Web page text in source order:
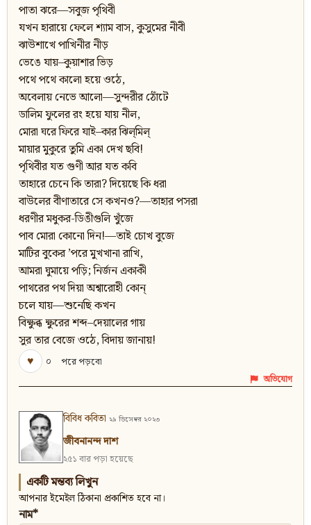
পাতা ঝরে—সবুজ পৃথিবী
যখন হারায়ে ফেলে শ্যাম বাস, কুসুমের নীবী
ঝাউশাখে পাখিনীর নীড়
ভেঙে যায়–কুয়াশার ভিড়
পথে পথে কালো হয়ে ওঠে,
অবেলায় নেভে আলো—সুন্দরীর ঠোঁটে
ডালিম ফুলের রং হয়ে যায় নীল,
মোরা ঘরে ফিরে যাই–কার ঝিল্‌মিল্‌
মায়ার মুকুরে তুমি একা দেখ ছবি!
পৃথিবীর যত গুণী আর যত কবি
তাহারে চেনে কি তারা? দিয়েছে কি ধরা
বাউলের বীণাতারে সে কখনও?—তাহার পসরা
ধরণীর মধুকর-ডিঙীগুলি খুঁজে
পাব মোরা কোনো দিন!—তাই চোখ বুজে
মাটির বুকের ’পরে মুখখানা রাখি,
আমরা ঘুমায়ে পড়ি; নির্জন একাকী
পাথরের পথ দিয়া অশ্বারোহী কোন্‌
চলে যায়—শুনেছি কখন
বিক্ষুব্ধ ক্ষুরের শব্দ–দেয়ালের গায়
সুর তার বেজে ওঠে, বিদায় জানায়!
♥
০ পরে পড়বো
অভিযোগ
বিবিধ কবিতা ২৯ ডিসেম্বর ২০২৩
জীবনানন্দ দাশ
২৫১ বার পড়া হয়েছে
একটি মন্তব্য লিখুন
আপনার ইমেইল ঠিকানা প্রকাশিত হবে না।
নাম*